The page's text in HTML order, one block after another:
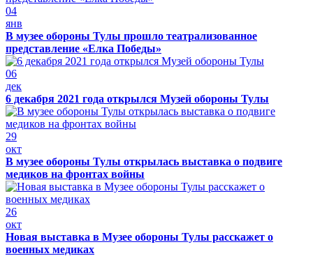
04
янв
В музее обороны Тулы прошло театрализованное
представление «Елка Победы»
06
дек
6 декабря 2021 года открылся Музей обороны Тулы
29
окт
В музее обороны Тулы открылась выставка о подвиге
медиков на фронтах войны
26
окт
Новая выставка в Музее обороны Тулы расскажет о
военных медиках